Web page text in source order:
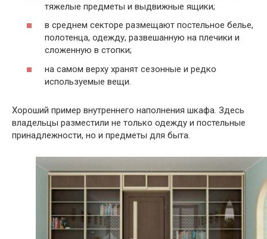
тяжелые предметы и выдвижные ящики;
в среднем секторе размещают постельное белье,
полотенца, одежду, развешанную на плечики и
сложенную в стопки;
на самом верху хранят сезонные и редко
используемые вещи.
Хороший пример внутреннего наполнения шкафа. Здесь
владельцы разместили не только одежду и постельные
принадлежности, но и предметы для быта.